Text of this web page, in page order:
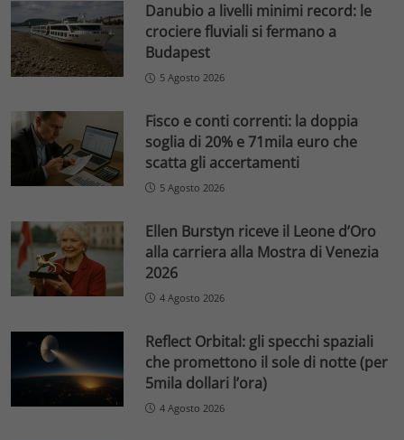
Danubio a livelli minimi record: le
crociere fluviali si fermano a
Budapest
5 Agosto 2026
Fisco e conti correnti: la doppia
soglia di 20% e 71mila euro che
scatta gli accertamenti
5 Agosto 2026
Ellen Burstyn riceve il Leone d’Oro
alla carriera alla Mostra di Venezia
2026
4 Agosto 2026
Reflect Orbital: gli specchi spaziali
che promettono il sole di notte (per
5mila dollari l’ora)
4 Agosto 2026